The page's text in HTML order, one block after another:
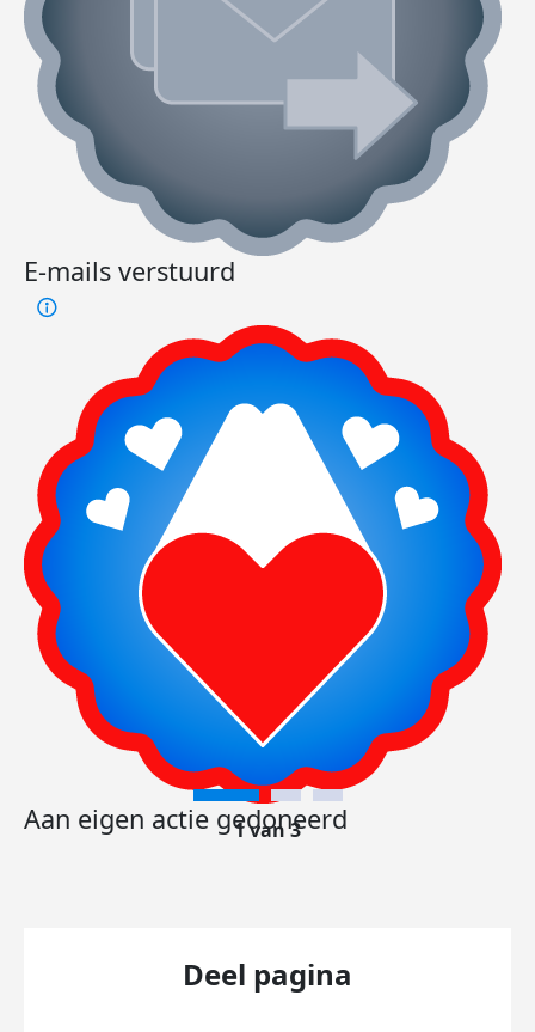
E-mails verstuurd
Aan eigen actie gedoneerd
1 van 3
Deel pagina